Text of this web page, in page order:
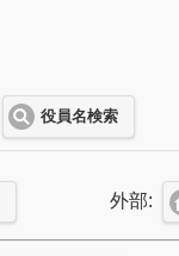
役員名検索
外部: